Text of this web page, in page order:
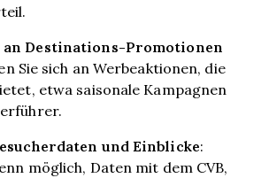
an Destinations-Promotionen
Sie sich an Werbeaktionen, die
etwa saisonale Kampagnen
und Einblicke:
möglich, Daten mit dem CVB,